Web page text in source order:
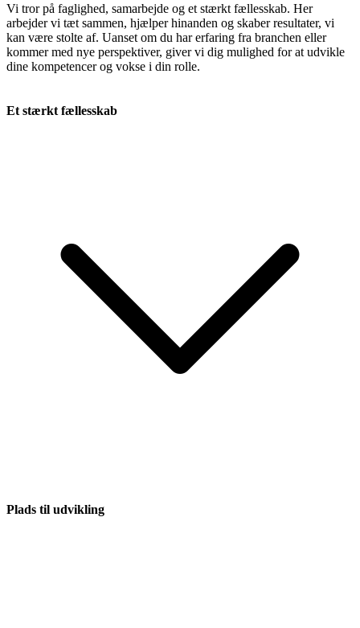
Vi tror på faglighed, samarbejde og et stærkt fællesskab. Her
arbejder vi tæt sammen, hjælper hinanden og skaber resultater, vi
kan være stolte af. Uanset om du har erfaring fra branchen eller
kommer med nye perspektiver, giver vi dig mulighed for at udvikle
dine kompetencer og vokse i din rolle.
Et stærkt fællesskab
Plads til udvikling